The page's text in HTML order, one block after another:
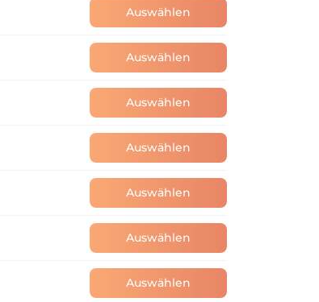
Auswählen
Auswählen
Auswählen
Auswählen
Auswählen
Auswählen
Auswählen